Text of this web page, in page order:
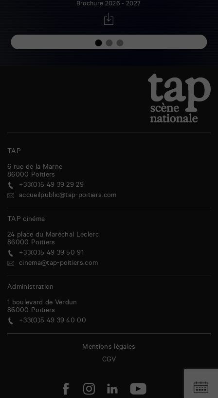
Brochure 2026 - 2027
TAP
6 rue de la Marne
86000 Poitiers
+33(0)5 49 39 29 29
accueilpublic@tap-poitiers.com
TAP cinéma
24 place du Maréchal Leclerc
86000 Poitiers
+33(0)5 49 39 50 91
cinema@tap-poitiers.com
Administration
1 boulevard de Verdun
86000 Poitiers
+33(0)5 49 39 40 00
Mentions légales
CGV